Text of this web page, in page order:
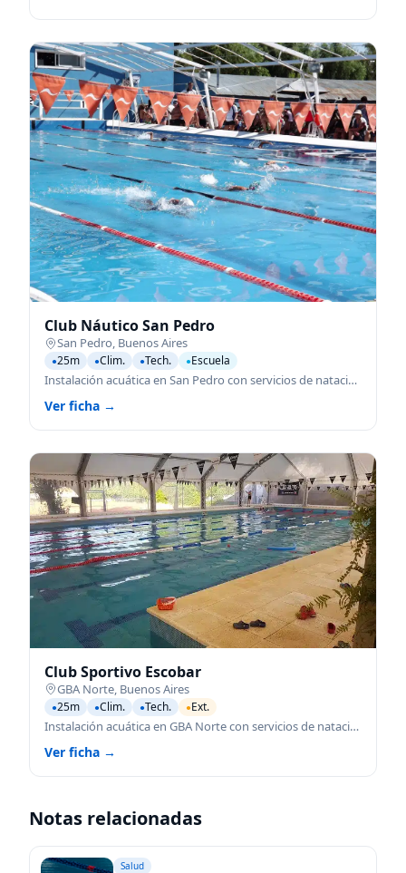
Club Náutico San Pedro
San Pedro, Buenos Aires
●25m ●Clim. ●Tech. ●Escuela
Instalación acuática en San Pedro con servicios de natación para todas las edades.
Ver ficha →
Club Sportivo Escobar
GBA Norte Buenos Aires
●25m ●Clim. ●Tech. ●Ext.
Instalación acuática en GBA Norte con servicios de natación para todas las edades.
Ver ficha →
Notas relacionadas
Salud